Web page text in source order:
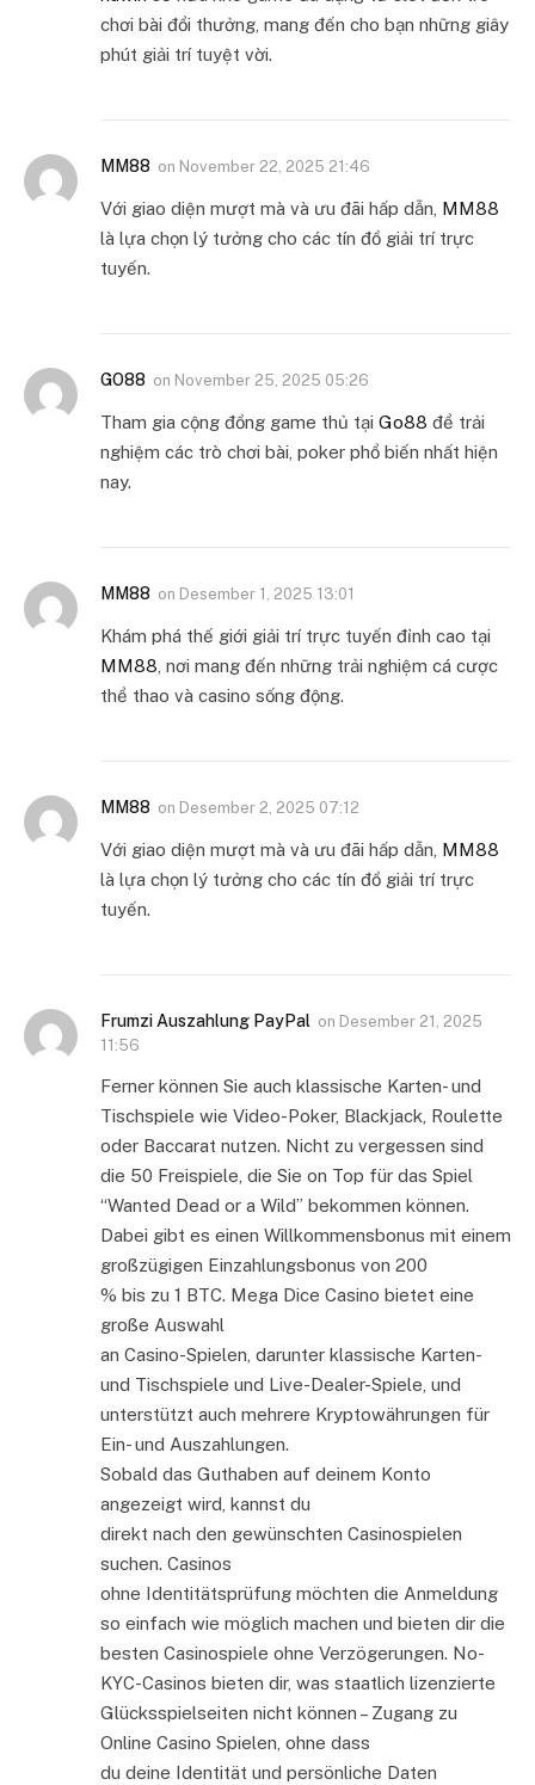
chơi bài đổi thưởng, mang đến cho bạn những giây
phút giải trí tuyệt vời.
MM88 on November 22, 2025 21:46
Với giao diện mượt mà và ưu đãi hấp dẫn, MM88
là lựa chọn lý tưởng cho các tín đồ giải trí trực
tuyến.
GO88 on November 25, 2025 05:26
Tham gia cộng đồng game thủ tại Go88 để trải
nghiệm các trò chơi bài, poker phổ biến nhất hiện
nay.
MM88 on Desember 1, 2025 13:01
Khám phá thế giới giải trí trực tuyến đỉnh cao tại
MM88 , nơi mang đến những trải nghiệm cá cược
thể thao và casino sống động.
MM88 on Desember 2, 2025 07:12
Với giao diện mượt mà và ưu đãi hấp dẫn, MM88
là lựa chọn lý tưởng cho các tín đồ giải trí trực
tuyến.
Frumzi Auszahlung PayPal on Desember 21, 2025
11:56
Ferner können Sie auch klassische Karten- und
Tischspiele wie Video-Poker, Blackjack, Roulette
oder Baccarat nutzen. Nicht zu vergessen sind
die 50 Freispiele, die Sie on Top für das Spiel
“Wanted Dead or a Wild” bekommen können.
Dabei gibt es einen Willkommensbonus mit einem
großzügigen Einzahlungsbonus von 200
% bis zu 1 BTC. Mega Dice Casino bietet eine
große Auswahl
an Casino-Spielen, darunter klassische Karten-
und Tischspiele und Live-Dealer-Spiele, und
unterstützt auch mehrere Kryptowährungen für
Ein- und Auszahlungen.
Sobald das Guthaben auf deinem Konto
angezeigt wird, kannst du
direkt nach den gewünschten Casinospielen
suchen. Casinos
ohne Identitätsprüfung möchten die Anmeldung
so einfach wie möglich machen und bieten dir die
besten Casinospiele ohne Verzögerungen. No-
KYC-Casinos bieten dir, was staatlich lizenzierte
Glücksspielseiten nicht können – Zugang zu
Online Casino Spielen, ohne dass
du deine Identität und persönliche Daten